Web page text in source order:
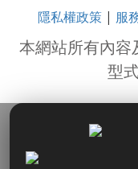
隱私權政策| 服
本網站所有內
型